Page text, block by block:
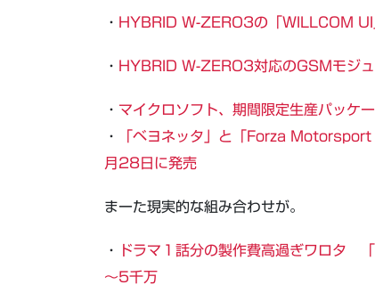
・ HYBRID W-ZERO3の「WILLCOM UI
・ HYBRID W-ZERO3対応のGSMモジ
・ マイクロソフト、期間限定生産パッケ
・
「ベヨネッタ」と「Forza
月28日に発売
まーた現実的な組み合わせが。
・
ドラマ１話分の製作費高過ぎワロタ
～5千万